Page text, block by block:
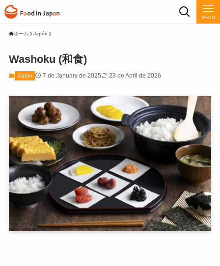
MENU
ホーム Japón
Washoku (和食)
Japón 7 de January de 2025 23 de April de 2026